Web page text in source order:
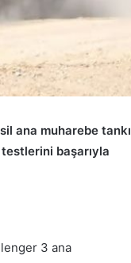
ana muharebe tankı
başarıyla
3 ana